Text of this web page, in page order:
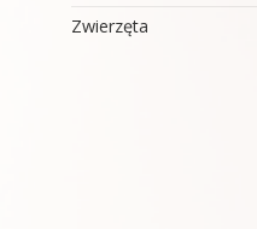
Zwierzęta